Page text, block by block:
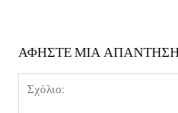
ΑΦΗΣΤΕ ΜΙΑ